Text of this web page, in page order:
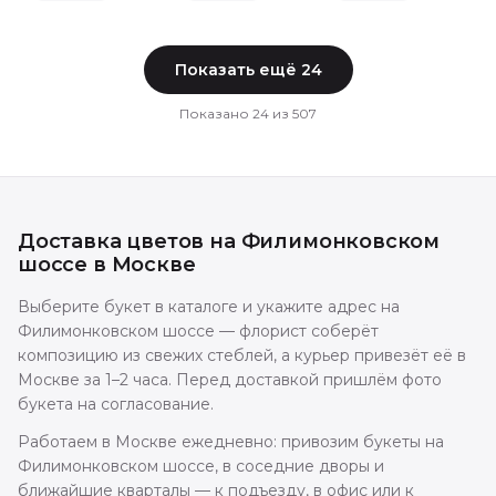
Показать ещё 24
Показано 24 из 507
Доставка цветов на Филимонковском
шоссе в Москве
Выберите букет в каталоге и укажите адрес на
Филимонковском шоссе — флорист соберёт
композицию из свежих стеблей, а курьер привезёт её в
Москве за 1–2 часа. Перед доставкой пришлём фото
букета на согласование.
Работаем в Москве ежедневно: привозим букеты на
Филимонковском шоссе, в соседние дворы и
ближайшие кварталы — к подъезду, в офис или к